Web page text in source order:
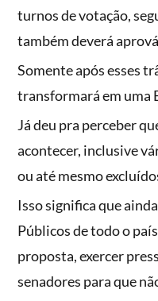
turnos de votação,
também deverá
Somente após esses
transformará em uma
Já deu pra perceber
acontecer, inclusive
ou até mesmo
Isso significa que
Públicos de todo o
proposta, exercer
senadores para que